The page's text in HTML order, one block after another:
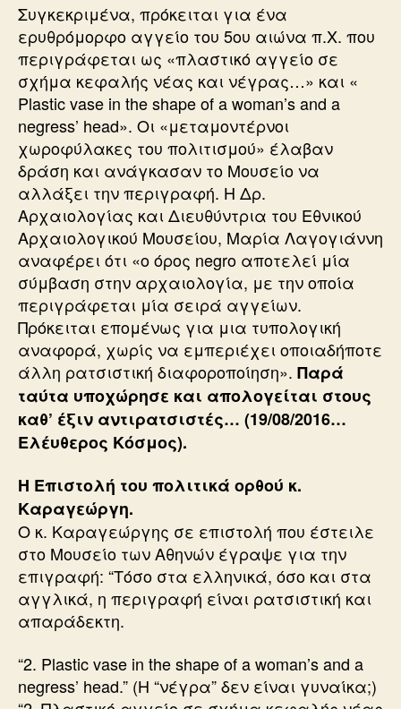
Συγκεκριμένα, πρόκειται για ένα
ερυθρόμορφο αγγείο του 5ου αιώνα π.Χ. που
περιγράφεται ως «πλαστικό αγγείο σε
σχήμα κεφαλής νέας και νέγρας…» και «
Plastic vase in the shape of a woman’s and a
negress’ head». Οι «μεταμοντέρνοι
χωροφύλακες του πολιτισμού» έλαβαν
δράση και ανάγκασαν το Μουσείο να
αλλάξει την περιγραφή. Η Δρ.
Αρχαιολογίας και Διευθύντρια του Εθνικού
Αρχαιολογικού Μουσείου, Μαρία Λαγογιάννη
αναφέρει ότι «ο όρος negro αποτελεί μία
σύμβαση στην αρχαιολογία, με την οποία
περιγράφεται μία σειρά αγγείων.
Πρόκειται επομένως για μια τυπολογική
αναφορά, χωρίς να εμπεριέχει οποιαδήποτε
άλλη ρατσιστική διαφοροποίηση». Παρά
ταύτα υποχώρησε και απολογείται στους
καθ’ έξιν αντιρατσιστές… (19/08/2016…
Ελέυθερος Κόσμος).
Η Επιστολή του πολιτικά ορθού κ.
Καραγεώργη.
Ο κ. Καραγεώργης σε επιστολή που έστειλε
στο Μουσείο των Αθηνών έγραψε για την
επιγραφή: “Τόσο στα ελληνικά, όσο και στα
αγγλικά, η περιγραφή είναι ρατσιστική και
απαράδεκτη.
“2. Plastic vase in the shape of a woman’s and a
negress’ head.” (Η “νέγρα” δεν είναι γυναίκα;)